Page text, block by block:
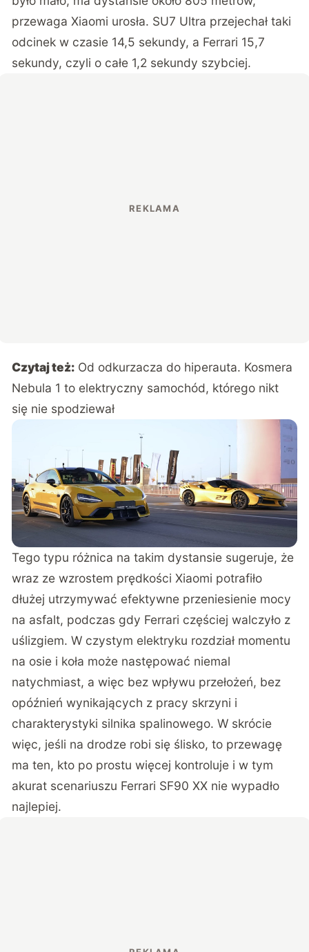
przewaga Xiaomi urosła. SU7 Ultra przejechał taki
odcinek w czasie 14,5 sekundy, a Ferrari 15,7
sekundy, czyli o całe 1,2 sekundy szybciej.
Czytaj też: Od odkurzacza do hiperauta. Kosmera
Nebula 1 to elektryczny samochód, którego nikt
się nie spodziewał
Tego typu różnica na takim dystansie sugeruje, że
wraz ze wzrostem prędkości Xiaomi potrafiło
dłużej utrzymywać efektywne przeniesienie mocy
na asfalt, podczas gdy Ferrari częściej walczyło z
uślizgiem. W czystym elektryku rozdział momentu
na osie i koła może następować niemal
natychmiast, a więc bez wpływu przełożeń, bez
opóźnień wynikających z pracy skrzyni i
charakterystyki silnika spalinowego. W skrócie
więc, jeśli na drodze robi się ślisko, to przewagę
ma ten, kto po prostu więcej kontroluje i w tym
akurat scenariuszu Ferrari SF90 XX nie wypadło
najlepiej.